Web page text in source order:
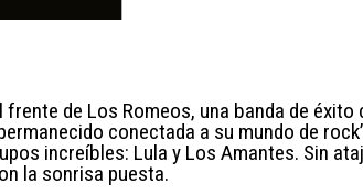
frente de Los Romeos, una banda de
conectada a su mundo de
increíbles: Lula y Los Amantes. Sin
la sonrisa puesta.